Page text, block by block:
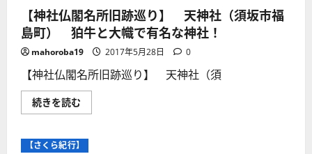
渡
し
の
舟
付
場
で
あ
た。
岸
ー
ズ】
今
は
プ
レ
ー
ト
が
の
長
【神社仏閣名所旧跡巡り】 天神社（須坂市福
島町） 狛牛と大幟で有名な神社！
mahoroba19 2017年5月28日 0
【神社仏閣名所旧跡巡り】 天神社（須
続きを読む
社
名
所
【さくら紀行】